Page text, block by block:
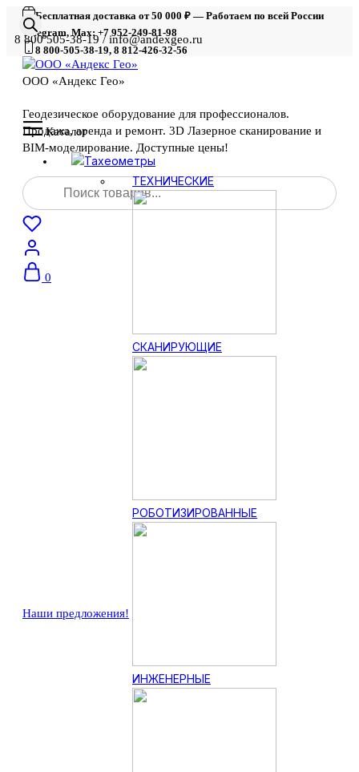
Бесплатная доставка от 50 000 ₽ — Работаем по всей России
Telegram, Max: +7 952-249-81-98
8 800-505-38-19, 8 812-426-32-56
8 800 505-38-19 / info@andexgeo.ru
ООО «Андекс Гео»
Геодезическое оборудование для профессионалов.
Продажа, аренда и ремонт. 3D Лазерное сканирование и
BIM-моделирование. Доступные цены!
Поиск
товаров
0
Наши предложения!
Каталог
Тахеометры
ТЕХНИЧЕСКИЕ
СКАНИРУЮЩИЕ
РОБОТИЗИРОВАННЫЕ
ИНЖЕНЕРНЫЕ